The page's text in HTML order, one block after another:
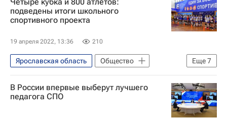
СН_Образование
Россия
Общество
подведены итоги школьного
спортивного проекта
19 апреля 2022, 13:36 210
Еще7
Ярославская область
Общество
Россия
В России впервые выберут лучшего
педагога СПО